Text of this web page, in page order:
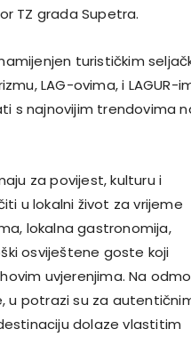
TZ grada Supetra.
turističkim
LAG-ovima, i LAGUR-
s najnovijim trendovima
za povijest, kulturu i
u lokalni život za vrijeme
lokalna gastronomija,
osviještene goste koji
uvjerenjima. Na
u potrazi su za
dolaze vlastitim